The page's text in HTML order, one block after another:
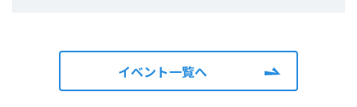
イベント一覧へ